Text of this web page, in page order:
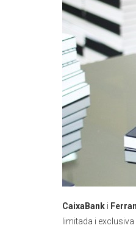
CaixaBank i
limitada i